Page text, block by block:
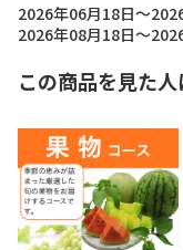
2026年06月18日～
2026年08月18日～
この商品を見た